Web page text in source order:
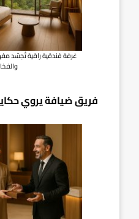
غرفة فندقية راقية تُجسّد
فريق ضيافة يروي